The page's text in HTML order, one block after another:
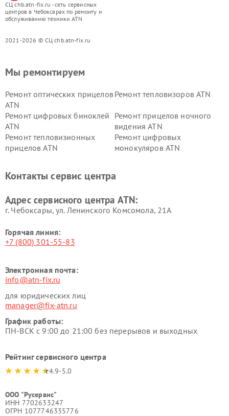
СЦ chb.atn-fix.ru - сеть сервисных
центров в Чебоксарах по ремонту и
обслуживанию техники ATN
2021-2026 © СЦ chb.atn-fix.ru
Мы ремонтируем
Ремонт оптических прицелов
ATN
Ремонт тепловизоров ATN
Ремонт цифровых биноклей
ATN
Ремонт прицелов ночного
видения ATN
Ремонт тепловизионных
прицелов ATN
Ремонт цифровых
монокуляров ATN
Контакты сервис центра
Адрес сервисного центра ATN:
г. Чебоксары, ул. Ленинского Комсомола, 21А
Горячая линия:
+7 (800) 301-55-83
Электронная почта:
info@atn-fix.ru
для юридических лиц
manager@fix-atn.ru
График работы:
ПН-ВСК с 9:00 до 21:00 без перерывов и выходных
Рейтинг сервисного центра
4.9-5.0
ООО "Русервис"
ИНН 7702633247
ОГРН 1077746335776